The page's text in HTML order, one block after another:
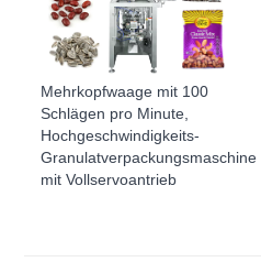
Mehrkopfwaage mit 100
Schlägen pro Minute,
Hochgeschwindigkeits-
Granulatverpackungsmaschine
mit Vollservoantrieb